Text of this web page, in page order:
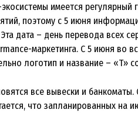
имеется
поэтому с 5 июня
дата – день перевода всех
маркетинга. С 5 июня во
логотип и название – «Т»
все вывески и
что запланированных на